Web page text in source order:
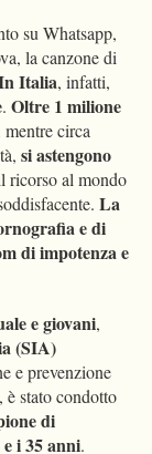
su Whatsapp,
la canzone di
Italia, infatti,
. Oltre 1 milione
mentre circa
si astengono
ricorso al mondo
La
e di
di impotenza e
e giovani,
(SIA)
e prevenzione
stato condotto
di
i 35 anni.